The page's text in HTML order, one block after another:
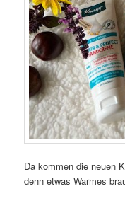
Da kommen die neuen
denn etwas Warmes